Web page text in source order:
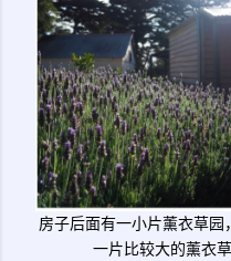
房子后面有一小片薰衣草
一片比较大的薰衣